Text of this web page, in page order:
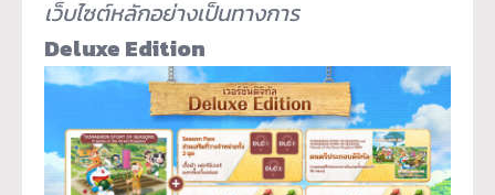
เว็บไซต์หลักอย่างเป็นทางการ
Deluxe Edition